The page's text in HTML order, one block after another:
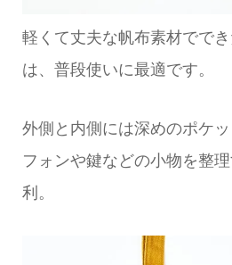
軽くて丈夫な帆布素材でで
は、普段使いに最適です。
外側と内側には深めのポケ
フォンや鍵などの小物を整
利。